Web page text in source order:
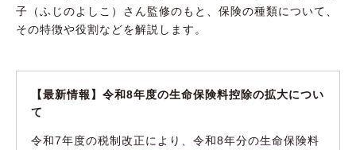
子（ふじのよしこ）さん監修のもと、保険の種類について、
その特徴や役割などを解説します。
【最新情報】令和8年度の生命保険料控除の拡大につい
て
令和7年度の税制改正により、令和8年分の生命保険料